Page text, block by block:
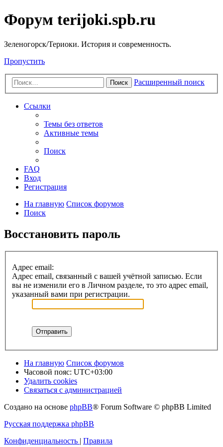
Форум terijoki.spb.ru
Зеленогорск/Териоки. История и современность.
Пропустить
Поиск Расширенный поиск
Ссылки
Темы без ответов
Активные темы
Поиск
FAQ
Вход
Регистрация
На главную Список форумов
Поиск
Восстановить пароль
Адрес email:
Адрес email, связанный с вашей учётной записью. Если
вы не изменили его в Личном разделе, то это адрес email,
указанный вами при регистрации.
На главную Список форумов
Часовой пояс: UTC+03:00
Удалить cookies
Связаться с администрацией
Создано на основе phpBB® Forum Software © phpBB Limited
Русская поддержка phpBB
Конфиденциальность | Правила